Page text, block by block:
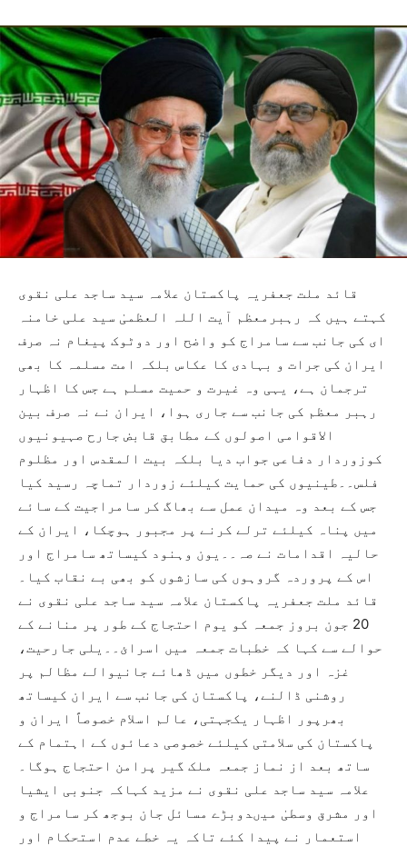
قائد ملت جعفریہ پاکستان علامہ سید ساجد علی نقوی
کہتے ہیں کہ رہبرمعظم آیت اللہ العظمیٰ سید علی خامنہ
ای کی جانب سے سامراج کو واضح اور دوٹوک پیغام نہ صرف
ایران کی جرات و بہادی کا عکاس بلکہ امت مسلمہ کا بھی
ترجمان ہے، یہی وہ غیرت و حمیت مسلم ہے جس کا اظہار
رہبر معظم کی جانب سے جاری ہوا، ایران نے نہ صرف بین
الاقوامی اصولوں کے مطابق قابض جارح صہیونیوں
کوزوردار دفاعی جواب دیا بلکہ بیت المقدس اور مظلوم
فلس۔۔طینیوں کی حمایت کیلئے زوردار تماچہ رسید کیا
جس کے بعد وہ میدان عمل سے بھاگ کر سامراجیت کے سائے
میں پناہ کیلئے ترلے کرنے پر مجبور ہوچکا، ایران کے
حالیہ اقدامات نے صہ۔۔یون وہنود کیساتھ سامراج اور
اس کے پروردہ گروہوں کی سازشوں کو بھی بے نقاب کیا۔
قائد ملت جعفریہ پاکستان علامہ سید ساجد علی نقوی نے
20 جون بروز جمعہ کو یوم احتجاج کے طور پر منانے کے
حوالے سے کہا کہ خطبات جمعہ میں اسرائ۔۔یلی جارحیت،
غزہ اور دیگر خطوں میں ڈھائے جانیوالے مظالم پر
روشنی ڈالنے، پاکستان کی جانب سے ایران کیساتھ
بھرپور اظہار یکجہتی، عالم اسلام خصوصاً ایران و
پاکستان کی سلامتی کیلئے خصوصی دعائوں کے اہتمام کے
ساتھ بعد از نماز جمعہ ملک گیر پرامن احتجاج ہوگا۔
علامہ سید ساجد علی نقوی نے مزید کہاکہ جنوبی ایشیا
اور مشرق وسطیٰ میںدوبڑے مسائل جان بوجھ کر سامراج و
استعمار نے پیدا کئے تاکہ یہ خطے عدم استحکام اور